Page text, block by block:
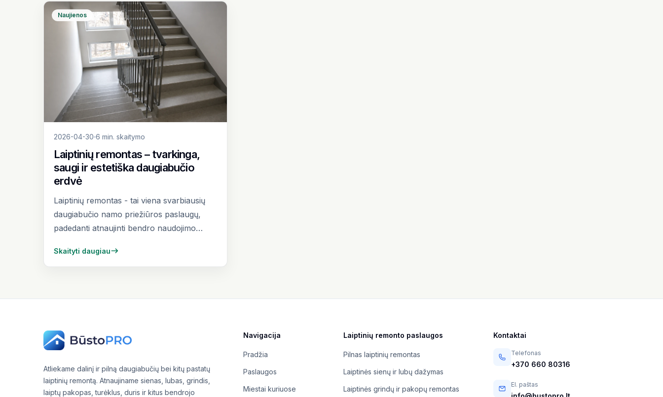
Naujienos
2026-04-30 6 min. skaitymo
Laiptinių remontas – tvarkinga,
saugi ir estetiška daugiabučio
erdvė
Laiptinių remontas - tai viena svarbiausių
daugiabučio namo priežiūros paslaugų,
padedanti atnaujinti bendro naudojimo
padidinti pastato vertę....
Skaityti daugiau
Atliekame dalinį ir pilną daugiabučių bei kitų pastatų
laiptinių remontą. Atnaujiname sienas, lubas, grindis,
laiptų pakopas, turėklus, duris ir kitus bendrojo
Navigacija
Pradžia
Paslaugos
Miestai kuriuose
Laiptinių remonto paslaugos
Pilnas laiptinių remontas
Laiptinės sienų ir lubų dažymas
Laiptinės grindų ir pakopų remontas
Kontaktai
Telefonas
+370 660 80316
El. paštas